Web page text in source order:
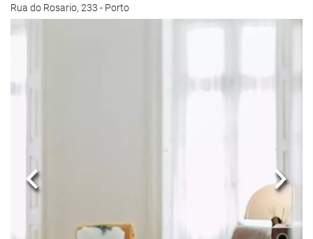
Rua do Rosario, 233 - Porto
Poprzedni